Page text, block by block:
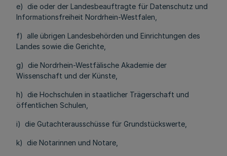
e) die oder der Landesbeauftragte für Datenschutz und
Informationsfreiheit Nordrhein-Westfalen,
f) alle übrigen Landesbehörden und Einrichtungen des
Landes sowie die Gerichte,
g) die Nordrhein-Westfälische Akademie der
Wissenschaft und der Künste,
h) die Hochschulen in staatlicher Trägerschaft und
öffentlichen Schulen,
i) die Gutachterausschüsse für Grundstückswerte,
k) die Notarinnen und Notare,